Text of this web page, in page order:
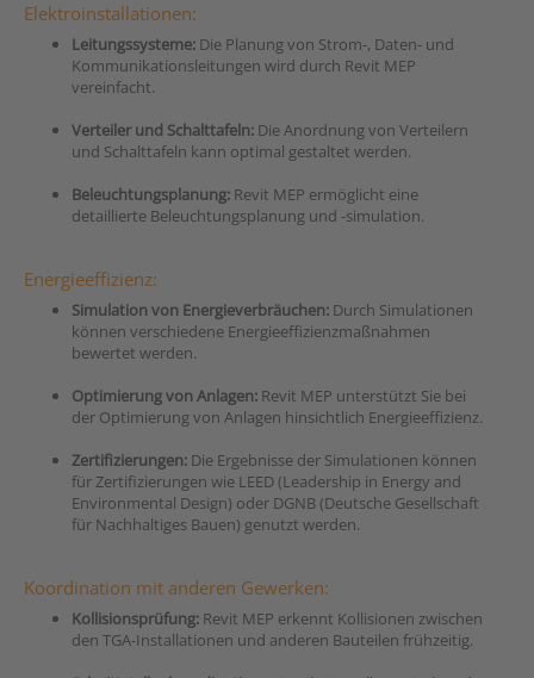
Elektroinstallationen:
Leitungssysteme: Die Planung von Strom-, Daten- und
Kommunikationsleitungen wird durch Revit MEP
vereinfacht.
Verteiler und Schalttafeln: Die Anordnung von Verteilern
und Schalttafeln kann optimal gestaltet werden.
Beleuchtungsplanung: Revit MEP ermöglicht eine
detaillierte Beleuchtungsplanung und -simulation.
Energieeffizienz:
Simulation von Energieverbräuchen: Durch Simulationen
können verschiedene Energieeffizienzmaßnahmen
bewertet werden.
Optimierung von Anlagen: Revit MEP unterstützt Sie bei
der Optimierung von Anlagen hinsichtlich Energieeffizienz.
Zertifizierungen: Die Ergebnisse der Simulationen können
für Zertifizierungen wie LEED (Leadership in Energy and
Environmental Design) oder DGNB (Deutsche Gesellschaft
für Nachhaltiges Bauen) genutzt werden.
Koordination mit anderen Gewerken:
Kollisionsprüfung: Revit MEP erkennt Kollisionen zwischen
den TGA-Installationen und anderen Bauteilen frühzeitig.